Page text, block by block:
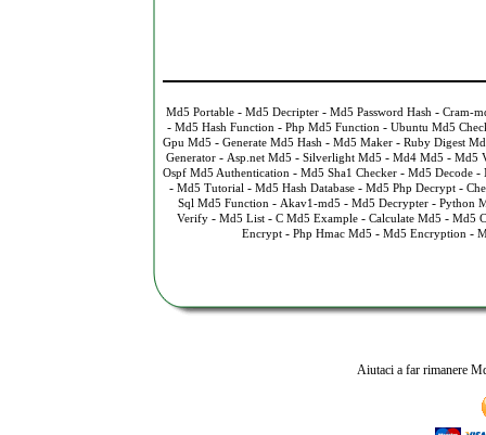
Md5 Portable- Md5 Decripter- Md5 Password Hash - Cram-
- Md5 Hash Function - Php Md5 Function - Ubuntu Md5
Gpu Md5 - Generate Md5 Hash - Md5 Maker - Ruby Digest
Generator - Asp.net Md5 - Silverlight Md5 - Md4 Md5 - Md5
Ospf Md5 Authentication - Md5 Sha1 Checker- Md5 Decode-
- Md5 Tutorial - Md5 Hash Database - Md5 Php Decrypt -
Sql Md5 Function - Akav1-md5 - Md5 Decrypter - Python
Verify - Md5 List - C Md5 Example - Calculate Md5 - Md5
Encrypt - Php Hmac Md5 - Md5 Encryption -
Aiutaci a far rimanere